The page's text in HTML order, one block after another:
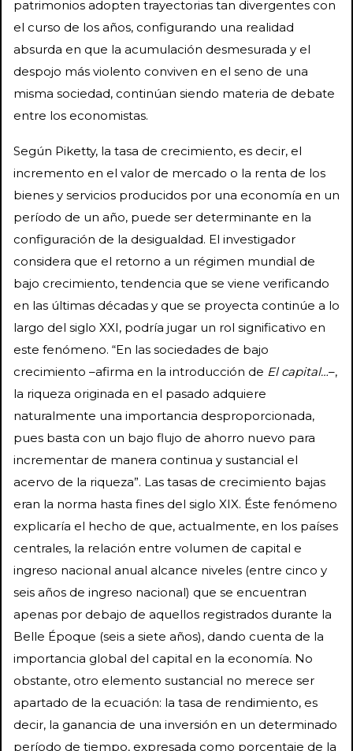
patrimonios adopten trayectorias tan divergentes con
el curso de los años, configurando una realidad
absurda en que la acumulación desmesurada y el
despojo más violento conviven en el seno de una
misma sociedad, continúan siendo materia de debate
entre los economistas.
Según Piketty, la tasa de crecimiento, es decir, el
incremento en el valor de mercado o la renta de los
bienes y servicios producidos por una economía en un
período de un año, puede ser determinante en la
configuración de la desigualdad. El investigador
considera que el retorno a un régimen mundial de
bajo crecimiento, tendencia que se viene verificando
en las últimas décadas y que se proyecta continúe a lo
largo del siglo XXI, podría jugar un rol significativo en
este fenómeno. “En las sociedades de bajo
crecimiento –afirma en la introducción de El capital…–,
la riqueza originada en el pasado adquiere
naturalmente una importancia desproporcionada,
pues basta con un bajo flujo de ahorro nuevo para
incrementar de manera continua y sustancial el
acervo de la riqueza”. Las tasas de crecimiento bajas
eran la norma hasta fines del siglo XIX. Éste fenómeno
explicaría el hecho de que, actualmente, en los países
centrales, la relación entre volumen de capital e
ingreso nacional anual alcance niveles (entre cinco y
seis años de ingreso nacional) que se encuentran
apenas por debajo de aquellos registrados durante la
Belle Époque (seis a siete años), dando cuenta de la
importancia global del capital en la economía. No
obstante, otro elemento sustancial no merece ser
apartado de la ecuación: la tasa de rendimiento, es
decir, la ganancia de una inversión en un determinado
período de tiempo, expresada como porcentaje de la